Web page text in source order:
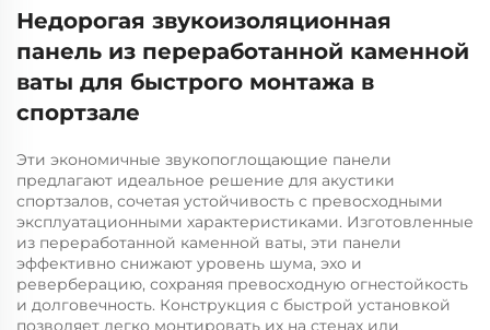
Недорогая звукоизоляционная
панель из переработанной каменной
ваты для быстрого монтажа в
спортзале
Эти экономичные звукопоглощающие панели
предлагают идеальное решение для акустики
спортзалов, сочетая устойчивость с превосходными
эксплуатационными характеристиками. Изготовленные
из переработанной каменной ваты, эти панели
эффективно снижают уровень шума, эхо и
реверберацию, сохраняя превосходную огнестойкость
и долговечность. Конструкция с быстрой установкой
позволяет легко монтировать их на стенах или